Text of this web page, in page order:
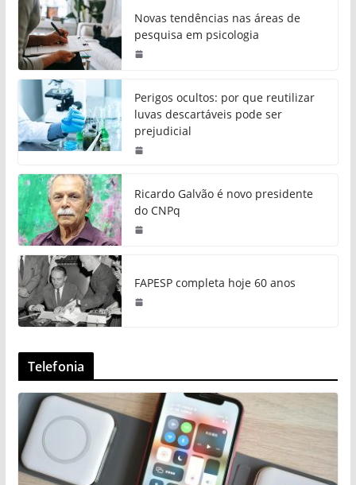
Novas tendências nas áreas de
pesquisa em psicologia
Perigos ocultos: por que reutilizar
luvas descartáveis pode ser
prejudicial
Ricardo Galvão é novo presidente
do CNPq
FAPESP completa hoje 60 anos
Telefonia